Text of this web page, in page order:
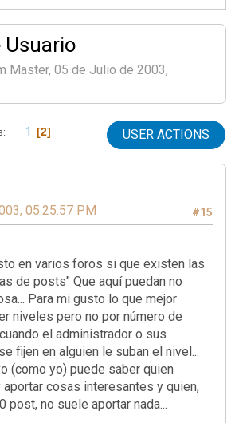
Usuario
Master, 05 de Julio de 2003,
1 2 USER ACTIONS
#15
05:25:57 PM
en varios foros si que existen las
de posts" Que aquí puedan no
Para mi gusto lo que mejor
niveles pero no por número de
el administrador o sus
fijen en alguien le suban el nivel...
(como yo) puede saber quien
aportar cosas interesantes y quien,
post, no suele aportar nada...